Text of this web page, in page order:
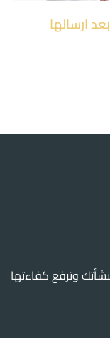
ارسالها
وترفع كفاءتها